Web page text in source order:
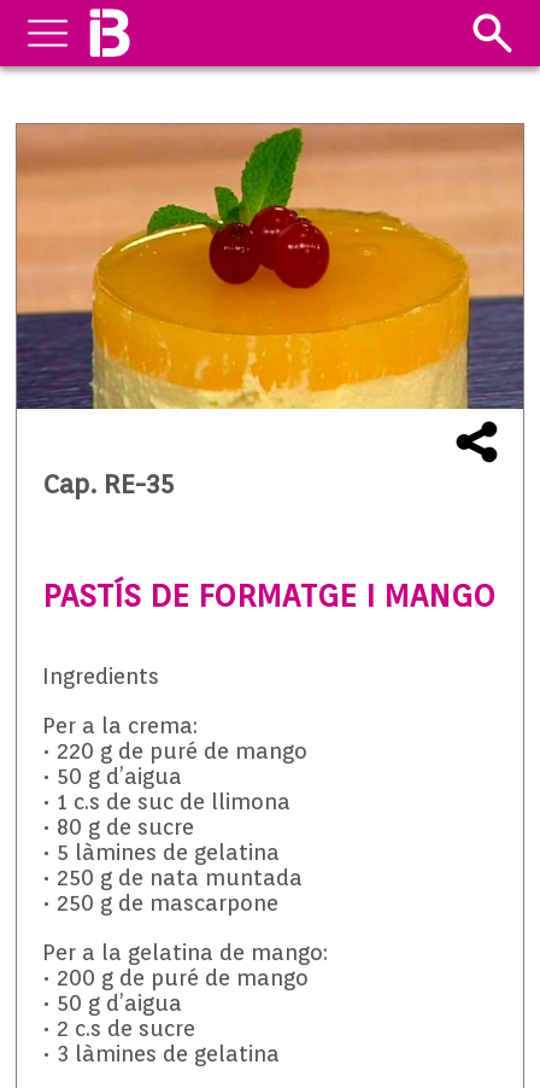
Cap. RE-35
PASTÍS DE FORMATGE I MANGO
Ingredients
Per a la crema:
• 220 g de puré de mango
• 50 g d’aigua
• 1 c.s de suc de llimona
• 80 g de sucre
• 5 làmines de gelatina
• 250 g de nata muntada
• 250 g de mascarpone
Per a la gelatina de mango:
• 200 g de puré de mango
• 50 g d’aigua
• 2 c.s de sucre
• 3 làmines de gelatina